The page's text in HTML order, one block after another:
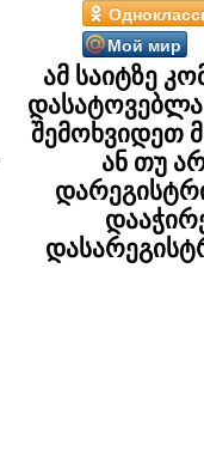
Мой мир
ამ საიტზე
შემოხვიდეთ
ან თუ